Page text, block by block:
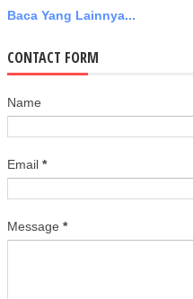
Baca Yang Lainnya...
CONTACT FORM
Name
Email *
Message *